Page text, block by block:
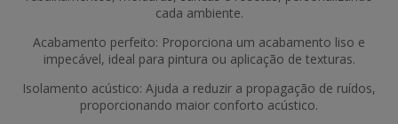
cada ambiente.
Acabamento perfeito: Proporciona um acabamento liso e
impecável, ideal para pintura ou aplicação de texturas.
Isolamento acústico: Ajuda a reduzir a propagação de ruídos,
proporcionando maior conforto acústico.